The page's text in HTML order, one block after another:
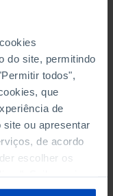
do site, permitindo
todos",
que
de
site ou apresentar
de acordo
escolher os
ou da
-